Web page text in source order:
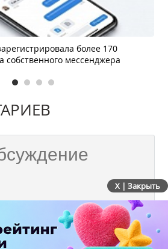
более 170
собственного мессенджера
X | Закрыть